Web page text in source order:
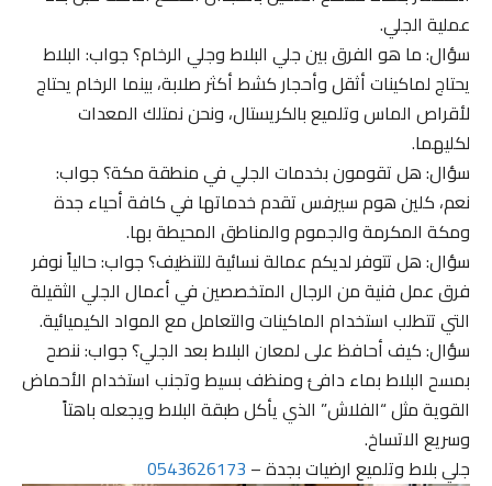
عملية الجلي.
سؤال: ما هو الفرق بين جلي البلاط وجلي الرخام؟ جواب: البلاط
يحتاج لماكينات أثقل وأحجار كشط أكثر صلابة، بينما الرخام يحتاج
لأقراص الماس وتلميع بالكريستال، ونحن نمتلك المعدات
لكليهما.
سؤال: هل تقومون بخدمات الجلي في منطقة مكة؟ جواب:
نعم، كلين هوم سيرفس تقدم خدماتها في كافة أحياء جدة
ومكة المكرمة والجموم والمناطق المحيطة بها.
سؤال: هل تتوفر لديكم عمالة نسائية للتنظيف؟ جواب: حالياً نوفر
فرق عمل فنية من الرجال المتخصصين في أعمال الجلي الثقيلة
التي تتطلب استخدام الماكينات والتعامل مع المواد الكيميائية.
سؤال: كيف أحافظ على لمعان البلاط بعد الجلي؟ جواب: ننصح
بمسح البلاط بماء دافئ ومنظف بسيط وتجنب استخدام الأحماض
القوية مثل “الفلاش” الذي يأكل طبقة البلاط ويجعله باهتاً
وسريع الاتساخ.
جلي بلاط وتلميع ارضيات بجدة –0543626173